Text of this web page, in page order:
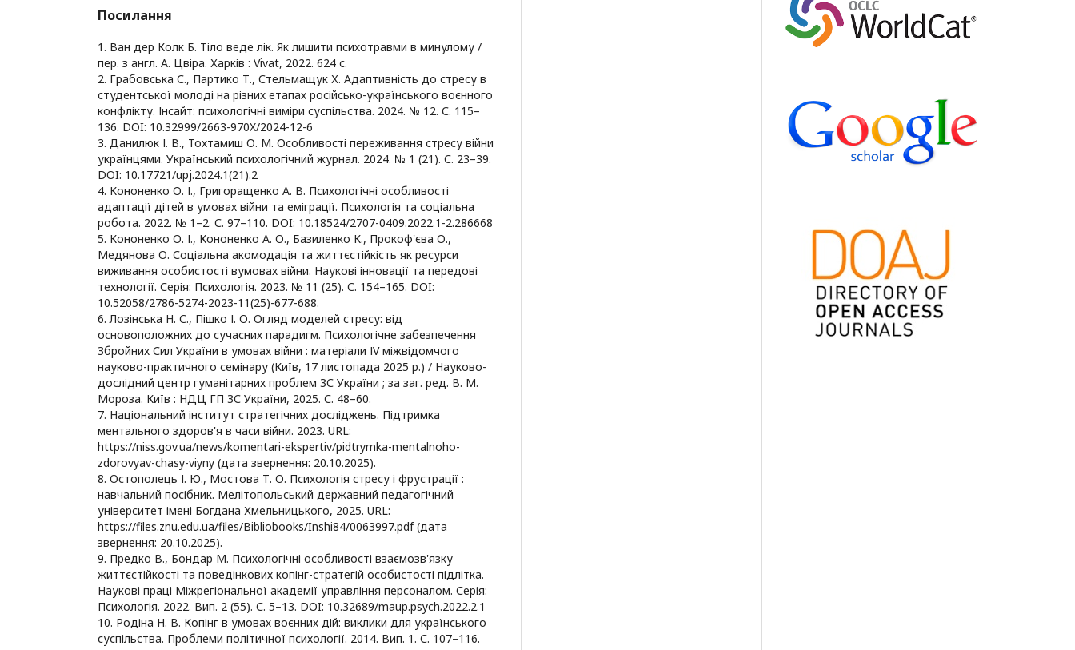
Посилання
1. Ван дер Колк Б. Тіло веде лік. Як лишити психотравми в минулому /
пер. з англ. А. Цвіра. Харків : Vivat, 2022. 624 с.
2. Грабовська С., Партико Т., Стельмащук Х. Адаптивність до стресу в
студентської молоді на різних етапах російсько-українського воєнного
конфлікту. Інсайт: психологічні виміри суспільства. 2024. № 12. С. 115–
136. DOI: 10.32999/2663-970X/2024-12-6
3. Данилюк І. В., Тохтамиш О. М. Особливості переживання стресу війни
українцями. Український психологічний журнал. 2024. № 1 (21). С. 23–39.
DOI: 10.17721/upj.2024.1(21).2
4. Кононенко О. І., Григоращенко А. В. Психологічні особливості
адаптації дітей в умовах війни та еміграції. Психологія та соціальна
робота. 2022. № 1–2. С. 97–110. DOI: 10.18524/2707-0409.2022.1-2.286668
5. Кононенко О. І., Кононенко А. О., Базиленко К., Прокоф'єва О.,
Медянова О. Соціальна акомодація та життєстійкість як ресурси
виживання особистості вумовах війни. Наукові інновації та передові
технології. Серія: Психологія. 2023. № 11 (25). С. 154–165. DOI:
10.52058/2786-5274-2023-11(25)-677-688.
6. Лозінська Н. С., Пішко І. О. Огляд моделей стресу: від
основоположних до сучасних парадигм. Психологічне забезпечення
Збройних Сил України в умовах війни : матеріали ІV міжвідомчого
науково-практичного семінару (Київ, 17 листопада 2025 р.) / Науково-
дослідний центр гуманітарних проблем ЗС України ; за заг. ред. В. М.
Мороза. Київ : НДЦ ГП ЗС України, 2025. С. 48–60.
7. Національний інститут стратегічних досліджень. Підтримка
ментального здоров'я в часи війни. 2023. URL:
https://niss.gov.ua/news/komentari-ekspertiv/pidtrymka-mentalnoho-
zdorovyav-chasy-viyny (дата звернення: 20.10.2025).
8. Остополець І. Ю., Мостова Т. О. Психологія стресу і фрустрації :
навчальний посібник. Мелітопольський державний педагогічний
університет імені Богдана Хмельницького, 2025. URL:
https://files.znu.edu.ua/files/Bibliobooks/Inshi84/0063997.pdf (дата
звернення: 20.10.2025).
9. Предко В., Бондар М. Психологічні особливості взаємозв'язку
життєстійкості та поведінкових копінг-стратегій особистості підлітка.
Наукові праці Міжрегіональної академії управління персоналом. Серія:
Психологія. 2022. Вип. 2 (55). С. 5–13. DOI: 10.32689/maup.psych.2022.2.1
10. Родіна Н. В. Копінг в умовах воєнних дій: виклики для українського
суспільства. Проблеми політичної психології. 2014. Вип. 1. С. 107–116.